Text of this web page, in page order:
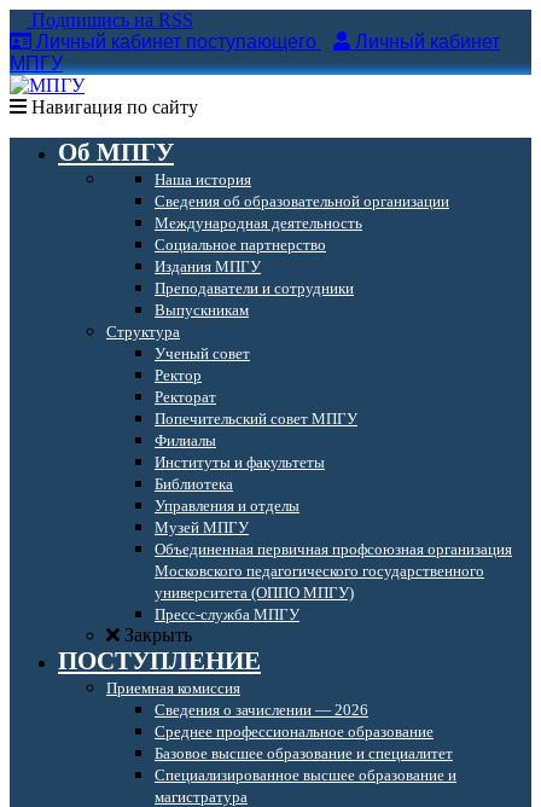
Подпишись на RSS
Личный кабинет поступающего
Личный кабинет
МПГУ
Навигация по сайту
Об МПГУ
Наша история
Сведения об образовательной организации
Международная деятельность
Социальное партнерство
Издания МПГУ
Преподаватели и сотрудники
Выпускникам
Структура
Ученый совет
Ректор
Ректорат
Попечительский совет МПГУ
Филиалы
Институты и факультеты
Библиотека
Управления и отделы
Музей МПГУ
Объединенная первичная профсоюзная организация
Московского педагогического государственного
университета (ОППО МПГУ)
Пресс-служба МПГУ
Закрыть
ПОСТУПЛЕНИЕ
Приемная комиссия
Сведения о зачислении — 2026
Среднее профессиональное образование
Базовое высшее образование и специалитет
Специализированное высшее образование и
магистратура